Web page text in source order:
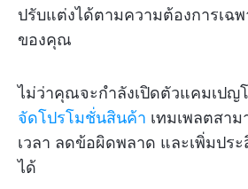
ปรับแต่งได้ตามความต้องการเฉ
ของคุณ
ไม่ว่าคุณจะกำลังเปิดตัวแคมเปญ
จัดโปรโมชั่นสินค้า เทมเพลตสา
เวลา ลดข้อผิดพลาด และเพิ่มปร
ได้